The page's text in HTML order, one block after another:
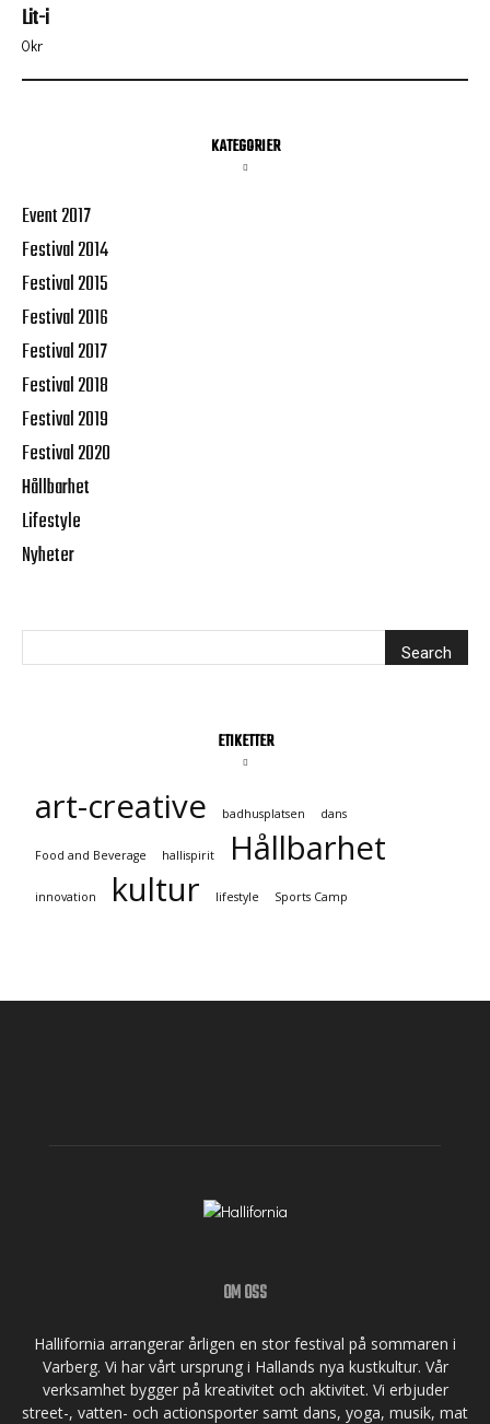
Lit-i
0kr
KATEGORIER
Event 2017
Festival 2014
Festival 2015
Festival 2016
Festival 2017
Festival 2018
Festival 2019
Festival 2020
Hållbarhet
Lifestyle
Nyheter
ETIKETTER
art-creative badhusplatsen dans
Food and Beverage hallispirit Hållbarhet
innovation kultur lifestyle Sports Camp
OM OSS
Hallifornia arrangerar årligen en stor festival på sommaren i
Varberg. Vi har vårt ursprung i Hallands nya kustkultur. Vår
verksamhet bygger på kreativitet och aktivitet. Vi erbjuder
street-, vatten- och actionsporter samt dans, yoga, musik, mat